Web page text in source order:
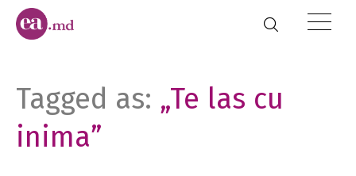
Tagged as: „Te las cu
inima”